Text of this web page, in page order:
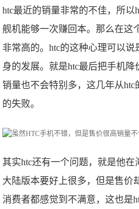
htc最近的销量非常的不佳，所
舰机能够一次赚回本。那么在这
非常高的。htc的这种心理可以
身的发展。就是htc最后把手机降
销量也不会特别多，这几年从
的失败。
其实htc还有一个问题，就是他
大陆版本要好上很多，但是售价
消费者都感觉到不满意，这也是